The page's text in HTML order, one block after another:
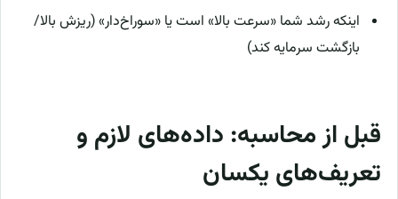
اینکه رشد شما «سرعت بالا» است یا «سوراخ‌دار» (ریزش بالا/
بازگشت سرمایه کند)
قبل از محاسبه: داده‌های لازم و
تعریف‌های یکسان